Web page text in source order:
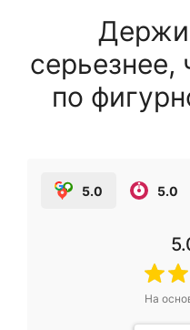
по
5.0 5.0
На